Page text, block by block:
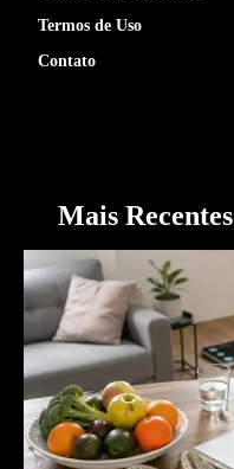
Termos de Uso
Contato
Mais Recentes